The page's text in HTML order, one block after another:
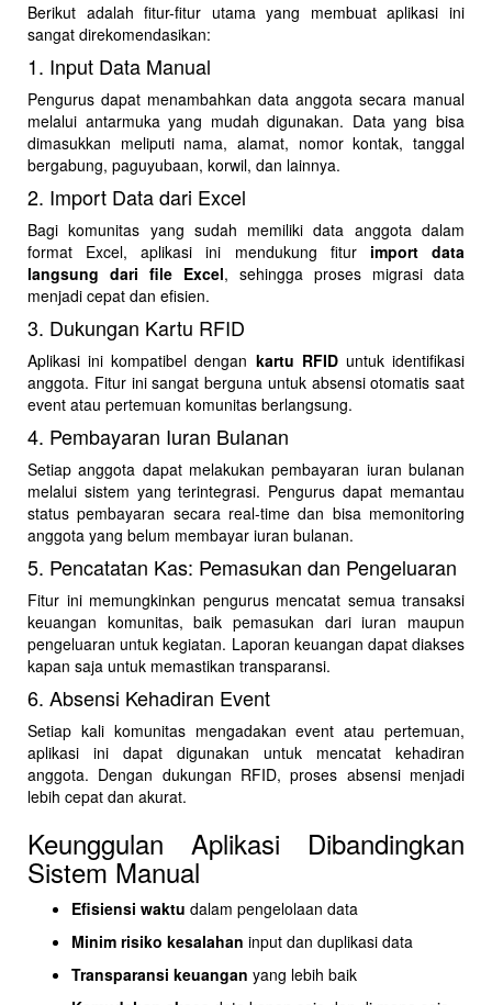
Berikut adalah fitur-fitur utama yang membuat aplikasi ini
sangat direkomendasikan:
1. Input Data Manual
Pengurus dapat menambahkan data anggota secara manual
melalui antarmuka yang mudah digunakan. Data yang bisa
dimasukkan meliputi nama, alamat, nomor kontak, tanggal
bergabung, paguyubaan, korwil, dan lainnya.
2. Import Data dari Excel
Bagi komunitas yang sudah memiliki data anggota dalam
format Excel, aplikasi ini mendukung fitur import data
langsung dari file Excel, sehingga proses migrasi data
menjadi cepat dan efisien.
3. Dukungan Kartu RFID
Aplikasi ini kompatibel dengan kartu RFIDuntuk identifikasi
anggota. Fitur ini sangat berguna untuk absensi otomatis saat
event atau pertemuan komunitas berlangsung.
4. Pembayaran Iuran Bulanan
Setiap anggota dapat melakukan pembayaran iuran bulanan
melalui sistem yang terintegrasi. Pengurus dapat memantau
status pembayaran secara real-time dan bisa memonitoring
anggota yang belum membayar iuran bulanan.
5. Pencatatan Kas: Pemasukan dan Pengeluaran
Fitur ini memungkinkan pengurus mencatat semua transaksi
keuangan komunitas, baik pemasukan dari iuran maupun
pengeluaran untuk kegiatan. Laporan keuangan dapat diakses
kapan saja untuk memastikan transparansi.
6. Absensi Kehadiran Event
Setiap kali komunitas mengadakan event atau pertemuan,
aplikasi ini dapat digunakan untuk mencatat kehadiran
anggota. Dengan dukungan RFID, proses absensi menjadi
lebih cepat dan akurat.
Keunggulan Aplikasi Dibandingkan
Sistem Manual
Efisiensi waktu dalam pengelolaan data
Minim risiko kesalahan input dan duplikasi data
Transparansi keuangan yang lebih baik